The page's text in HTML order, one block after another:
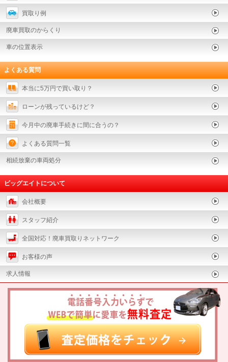
買取り例
廃車買取のからくり
車の位置表示
よくある質問
本当に5万円で買い取り？
ローンが残っているけど？
今月中の廃車手続きに間に合うの？
よくある質問一覧
相続放棄の車両処分
ビッグエイトについて
会社概要
スタッフ紹介
全国対応！廃車買取りネットワーク
お客様の声
求人情報